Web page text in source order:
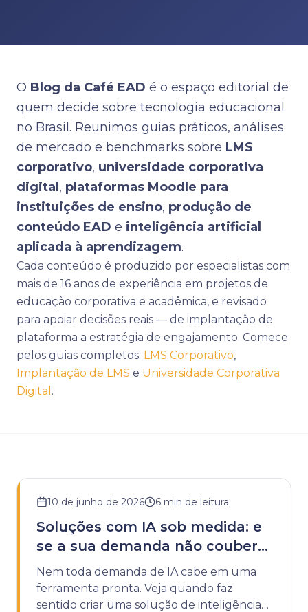
O Blog da Café EAD é o espaço editorial de
quem decide sobre tecnologia educacional
no Brasil. Reunimos guias práticos, análises
de mercado e benchmarks sobre LMS
corporativo, universidade corporativa
digital , plataformas Moodle para
instituições de ensino, produção de
conteúdo EAD e inteligência artificial
aplicada à aprendizagem.
Cada conteúdo é produzido por especialistas com
mais de 16 anos de experiência em projetos de
educação corporativa e acadêmica, e revisado
para apoiar decisões reais — de implantação de
plataforma a estratégia de engajamento. Comece
pelos guias completos: LMS Corporativo,
Implantação de LMS e Universidade Corporativa
Digital .
10 de junho de 2026 6 min de leitura
Soluções com IA sob medida: e
se a sua demanda não couber
em uma ferramenta pronta?
Nem toda demanda de IA cabe em uma
ferramenta pronta. Veja quando faz
sentido criar uma solução de inteligência